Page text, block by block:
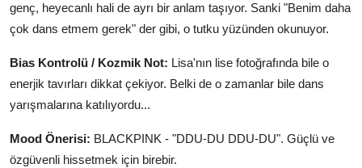
genç, heyecanlı hali de ayrı bir anlam taşıyor. Sanki "Benim daha
çok dans etmem gerek" der gibi, o tutku yüzünden okunuyor.
Bias Kontrolü / Kozmik Not: Lisa'nın lise fotoğrafında bile o
enerjik tavırları dikkat çekiyor. Belki de o zamanlar bile dans
yarışmalarına katılıyordu...
Mood Önerisi: BLACKPINK - "DDU-DU DDU-DU". Güçlü ve
özgüvenli hissetmek için birebir.